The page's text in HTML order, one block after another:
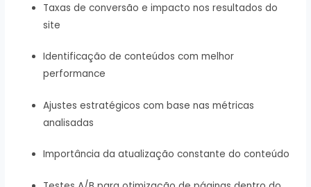
Taxas de conversão e impacto nos resultados do
site
Identificação de conteúdos com melhor
performance
Ajustes estratégicos com base nas métricas
analisadas
Importância da atualização constante do conteúdo